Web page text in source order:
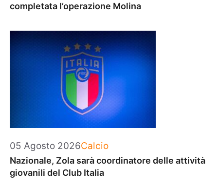
completata l’operazione Molina
05 Agosto 2026Categorie
Calcio
Nazionale, Zola sarà coordinatore delle attività
giovanili del Club Italia